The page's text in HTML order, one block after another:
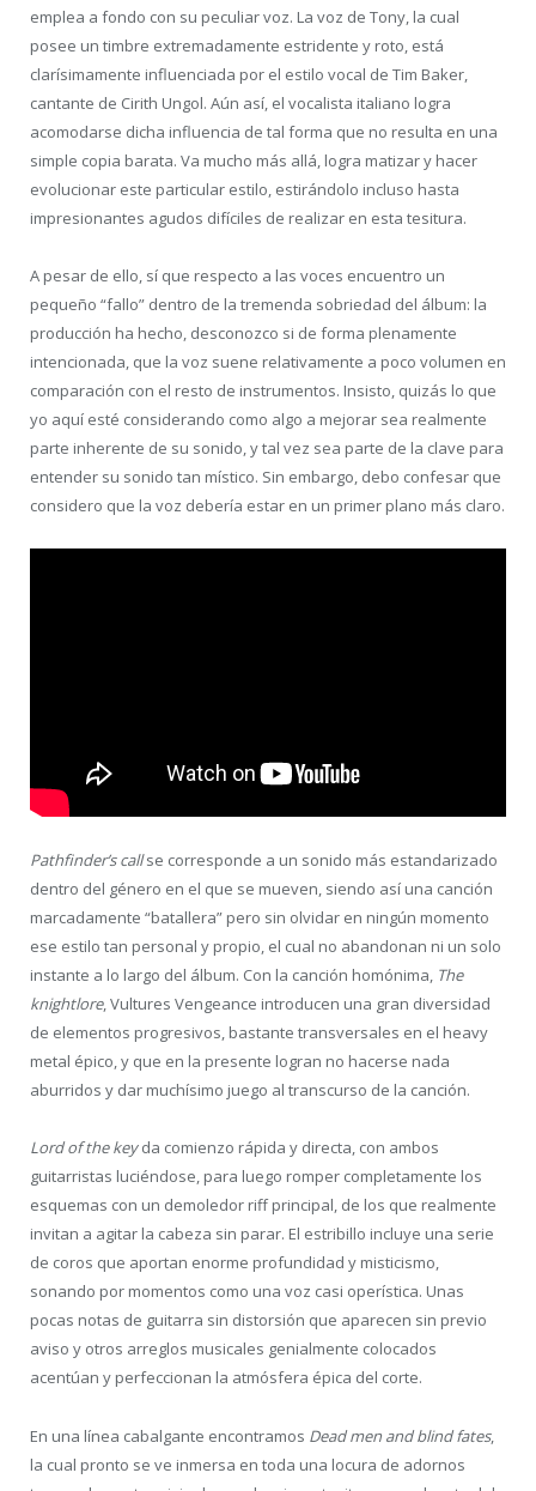
emplea a fondo con su peculiar voz. La voz de Tony, la cual
posee un timbre extremadamente estridente y roto, está
clarísimamente influenciada por el estilo vocal de Tim Baker,
cantante de Cirith Ungol. Aún así, el vocalista italiano logra
acomodarse dicha influencia de tal forma que no resulta en una
simple copia barata. Va mucho más allá, logra matizar y hacer
evolucionar este particular estilo, estirándolo incluso hasta
impresionantes agudos difíciles de realizar en esta tesitura.
A pesar de ello, sí que respecto a las voces encuentro un
pequeño “fallo” dentro de la tremenda sobriedad del álbum: la
producción ha hecho, desconozco si de forma plenamente
intencionada, que la voz suene relativamente a poco volumen en
comparación con el resto de instrumentos. Insisto, quizás lo que
yo aquí esté considerando como algo a mejorar sea realmente
parte inherente de su sonido, y tal vez sea parte de la clave para
entender su sonido tan místico. Sin embargo, debo confesar que
considero que la voz debería estar en un primer plano más claro.
Pathfinder’s callse corresponde a un sonido más estandarizado
dentro del género en el que se mueven, siendo así una canción
marcadamente “batallera” pero sin olvidar en ningún momento
ese estilo tan personal y propio, el cual no abandonan ni un solo
instante a lo largo del álbum. Con la canción homónima, The
knightlore, Vultures Vengeance introducen una gran diversidad
de elementos progresivos, bastante transversales en el heavy
metal épico, y que en la presente logran no hacerse nada
aburridos y dar muchísimo juego al transcurso de la canción.
Lord of the keyda comienzo rápida y directa, con ambos
guitarristas luciéndose, para luego romper completamente los
esquemas con un demoledor riff principal, de los que realmente
invitan a agitar la cabeza sin parar. El estribillo incluye una serie
de coros que aportan enorme profundidad y misticismo,
sonando por momentos como una voz casi operística. Unas
pocas notas de guitarra sin distorsión que aparecen sin previo
aviso y otros arreglos musicales genialmente colocados
acentúan y perfeccionan la atmósfera épica del corte.
En una línea cabalgante encontramos Dead men and blind fates,
la cual pronto se ve inmersa en toda una locura de adornos